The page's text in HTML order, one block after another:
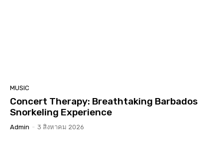
MUSIC
Concert Therapy: Breathtaking Barbados
Snorkeling Experience
Admin - 3 สิงหาคม 2026